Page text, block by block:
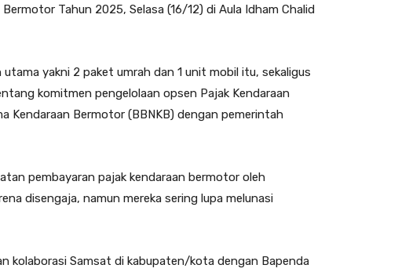
Tahun 2025, Selasa (16/12) di Aula Idham Chalid
yakni 2 paket umrah dan 1 unit mobil itu, sekaligus
komitmen pengelolaan opsen Pajak Kendaraan
Kendaraan Bermotor (BBNKB) dengan pemerintah
pembayaran pajak kendaraan bermotor oleh
disengaja, namun mereka sering lupa melunasi
kolaborasi Samsat di kabupaten/kota dengan Bapenda